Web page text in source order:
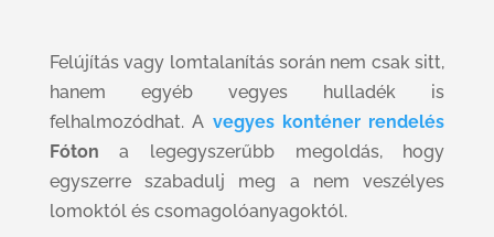
Felújítás vagy lomtalanítás során nem csak sitt,
hanem egyéb vegyes hulladék is
felhalmozódhat. A vegyes konténer rendelés
Fóton a legegyszerűbb megoldás, hogy
egyszerre szabadulj meg a nem veszélyes
lomoktól és csomagolóanyagoktól.